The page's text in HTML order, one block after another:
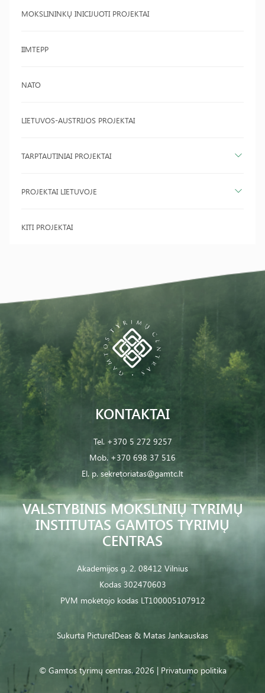
MOKSLININKŲ INICIJUOTI PROJEKTAI
IIMTEPP
NATO
LIETUVOS-AUSTRIJOS PROJEKTAI
TARPTAUTINIAI PROJEKTAI
PROJEKTAI LIETUVOJE
KITI PROJEKTAI
VALSTYBINIS MOKSLINIŲ TYRIMŲ
INSTITUTAS GAMTOS TYRIMŲ
CENTRAS
Akademijos g. 2, 08412 Vilnius
Kodas 302470603
PVM mokėtojo kodas LT100005107912
KONTAKTAI
Tel. +370 5 272 9257
Mob. +370 698 37 516
El. p. sekretoriatas@gamtc.lt
© Gamtos tyrimų centras. 2026 | Privatumo politika
Sukurta PictureIDeas & Matas Jankauskas